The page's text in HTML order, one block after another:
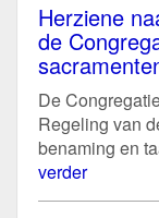
Herziene
de
De
Regeling van
benaming en
verder